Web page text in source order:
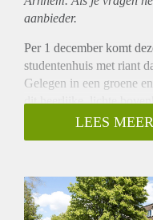
aanbieder.
Per 1 december komt
studentenhuis met riant
Gelegen in een groene
dit heerlijke, lichte
Het huis beschikt in
functionele keuken met
Jouw kamer:
LEES